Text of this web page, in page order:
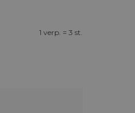
1 verp. = 3 st.